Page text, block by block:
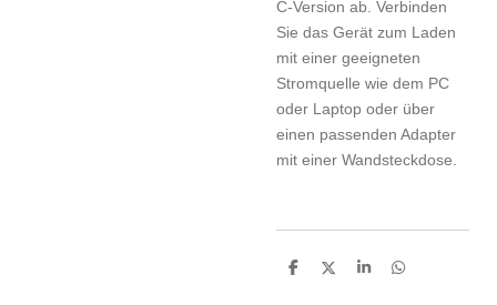
C-Version ab. Verbinden
Sie das Gerät zum Laden
mit einer geeigneten
Stromquelle wie dem PC
oder Laptop oder über
einen passenden Adapter
mit einer Wandsteckdose.
T
T
T
T